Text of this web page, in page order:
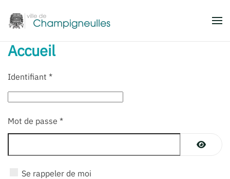
Accéder au contenu principal
Accueil
Identifiant *
Mot de passe *
Se rappeler de moi